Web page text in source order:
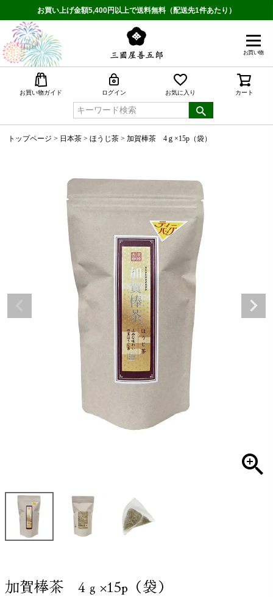
お買い上げ金額5,400円以上で送料無料（配送先1件あたり）
お買い物
お買い物ガイド ログイン お気に入り カート
トップページ 日本茶 ほうじ茶 加賀棒茶 4ｇ×15p（袋）
加賀棒茶 4ｇ×15p（袋）